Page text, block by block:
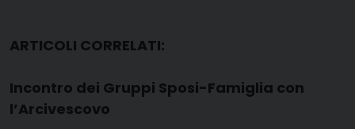
ARTICOLI CORRELATI:
Incontro dei Gruppi Sposi-Famiglia con
l’Arcivescovo